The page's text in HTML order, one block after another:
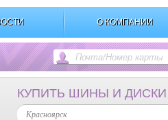
О КОМПАНИИ
КУПИТЬ ШИНЫ И ДИСКИ
Красноярск